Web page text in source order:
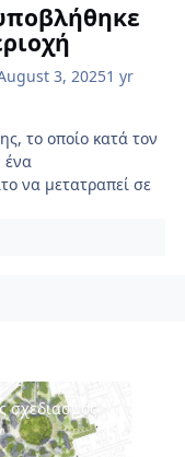
3, 20251 yr
το οποίο κατά τον
ένα
να μετατραπεί σε
σχεδιασμός